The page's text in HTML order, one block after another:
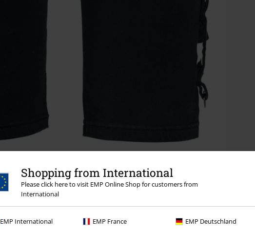
Shopping from International
Please click here to visit EMP Online Shop for customers from
International
EMP International EMP France EMP Deutschland